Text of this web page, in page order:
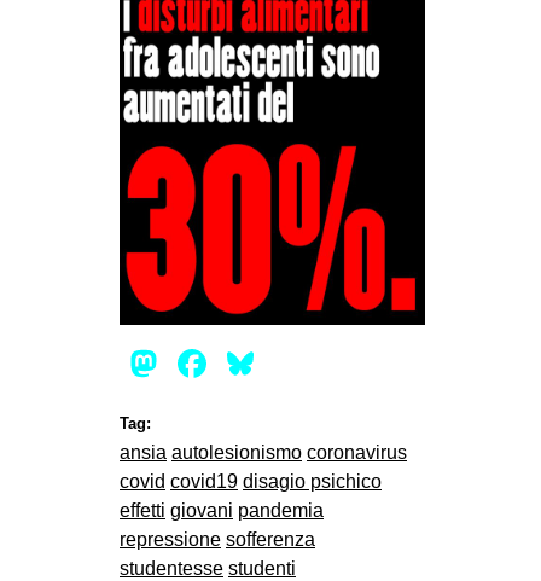
Mastodon
Facebook
Tag:
ansia autolesionismo coronavirus
covid covid19 disagio psichico
effetti giovani pandemia
repressione sofferenza
studentesse studenti